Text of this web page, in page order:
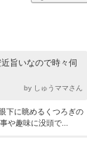
旨いなので時々伺
by しゅうママさん
下に眺めるくつろぎの
や趣味に没頭で...